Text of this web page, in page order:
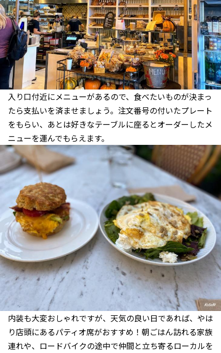
入り口付近にメニューがあるので、食べたいものが決まっ
たら支払いを済ませましょう。注文番号の付いたプレート
をもらい、あとは好きなテーブルに座るとオーダーしたメ
ニューを運んでもらえます。
内装も大変おしゃれですが、天気の良い日であれば、やは
り店頭にあるパティオ席がおすすめ！朝ごはん訪れる家族
連れや、ロードバイクの途中で仲間と立ち寄るローカルを